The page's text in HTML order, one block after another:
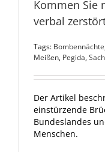
Kommen Sie
verbal
Tags: Bombennächte
Meißen, Pegida,
Der Artikel
einstürzende
Bundeslandes
Menschen.